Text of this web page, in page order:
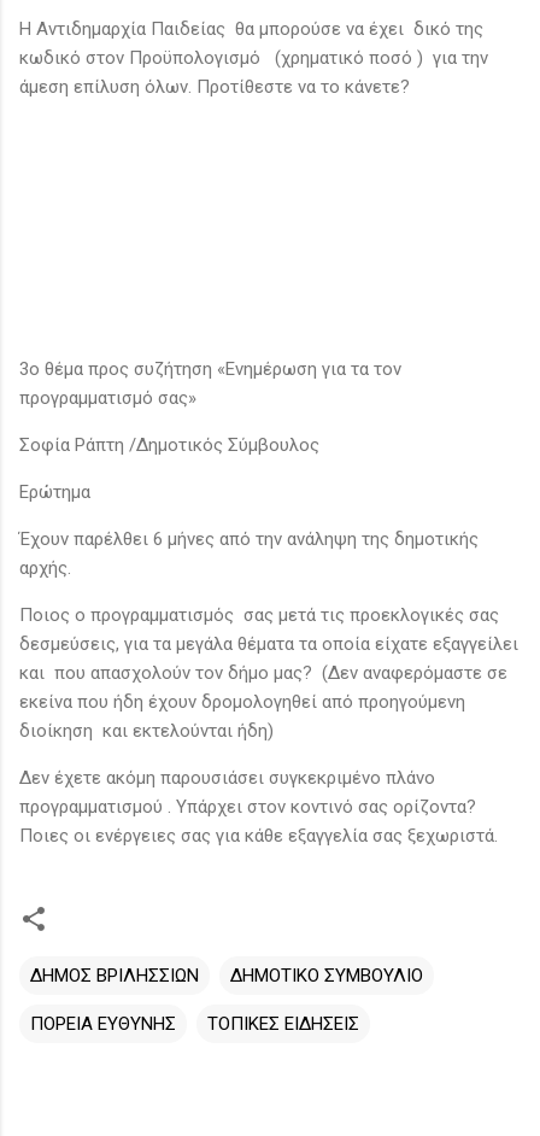
Η Αντιδημαρχία Παιδείας θα μπορούσε να έχει δικό της
κωδικό στον Προϋπολογισμό (χρηματικό ποσό ) για την
άμεση επίλυση όλων. Προτίθεστε να το κάνετε?
3ο θέμα προς συζήτηση «Ενημέρωση για τα τον
προγραμματισμό σας»
Σοφία Ράπτη /Δημοτικός Σύμβουλος
Ερώτημα
Έχουν παρέλθει 6 μήνες από την ανάληψη της δημοτικής
αρχής.
Ποιος ο προγραμματισμός σας μετά τις προεκλογικές σας
δεσμεύσεις, για τα μεγάλα θέματα τα οποία είχατε εξαγγείλει
και που απασχολούν τον δήμο μας? (Δεν αναφερόμαστε σε
εκείνα που ήδη έχουν δρομολογηθεί από προηγούμενη
διοίκηση και εκτελούνται ήδη)
Δεν έχετε ακόμη παρουσιάσει συγκεκριμένο πλάνο
προγραμματισμού . Υπάρχει στον κοντινό σας ορίζοντα?
Ποιες οι ενέργειες σας για κάθε εξαγγελία σας ξεχωριστά.
ΔΗΜΟΣ ΒΡΙΛΗΣΣΙΩΝ ΔΗΜΟΤΙΚΟ ΣΥΜΒΟΥΛΙΟ
ΠΟΡΕΙΑ ΕΥΘΥΝΗΣ ΤΟΠΙΚΕΣ ΕΙΔΗΣΕΙΣ